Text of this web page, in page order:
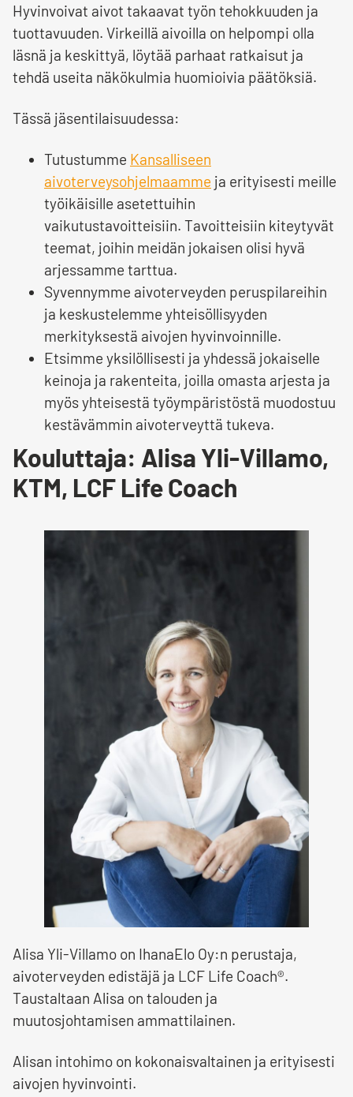
Hyvinvoivat aivot takaavat työn tehokkuuden ja
tuottavuuden. Virkeillä aivoilla on helpompi olla
läsnä ja keskittyä, löytää parhaat ratkaisut ja
tehdä useita näkökulmia huomioivia päätöksiä.
Tässä jäsentilaisuudessa:
Tutustumme Kansalliseen
aivoterveysohjelmaamme ja erityisesti meille
työikäisille asetettuihin
vaikutustavoitteisiin. Tavoitteisiin kiteytyvät
teemat, joihin meidän jokaisen olisi hyvä
arjessamme tarttua.
Syvennymme aivoterveyden peruspilareihin
ja keskustelemme yhteisöllisyyden
merkityksestä aivojen hyvinvoinnille.
Etsimme yksilöllisesti ja yhdessä jokaiselle
keinoja ja rakenteita, joilla omasta arjesta ja
myös yhteisestä työympäristöstä muodostuu
kestävämmin aivoterveyttä tukeva.
Kouluttaja: Alisa Yli-Villamo,
KTM, LCF Life Coach
Alisa Yli-Villamo on IhanaElo Oy:n perustaja,
aivoterveyden edistäjä ja LCF Life Coach®.
Taustaltaan Alisa on talouden ja
muutosjohtamisen ammattilainen.
Alisan intohimo on kokonaisvaltainen ja erityisesti
aivojen hyvinvointi.